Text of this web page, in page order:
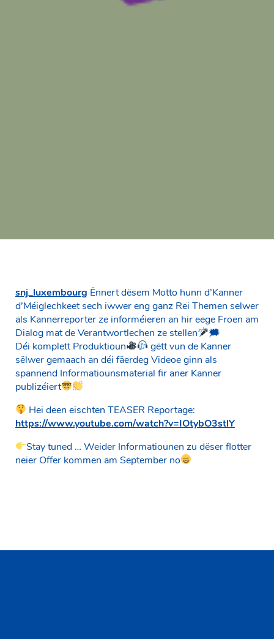
snj_luxembourg Ënnert dësem Motto hunn d’Kanner
d’Méiglechkeet sech iwwer eng ganz Rei Themen selwer
als Kannerreporter ze informéieren an hir eege Froen am
Dialog mat de Verantwortlechen ze stellen
🗯
Déi komplett Produktioun
gëtt vun de Kanner
sëlwer gemaach an déi fäerdeg Videoe ginn als
spannend Informatiounsmaterial fir aner Kanner
publizéiert
Hei deen eischten TEASER Reportage:
https://www.youtube.com/watch?v=IOtybO3stlY
Stay tuned … Weider Informatiounen zu dëser flotter
neier Offer kommen am September no